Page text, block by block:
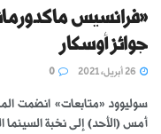
«فرانسيس
جوائز أوسكار
سوليوود «متابعات» انضمت
أمس (الأحد) إلى نخبة السينما